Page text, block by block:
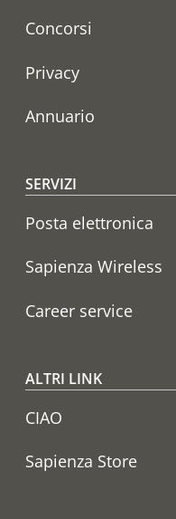
Concorsi
Privacy
Annuario
SERVIZI
Posta elettronica
Sapienza Wireless
Career service
ALTRI LINK
CIAO
Sapienza Store